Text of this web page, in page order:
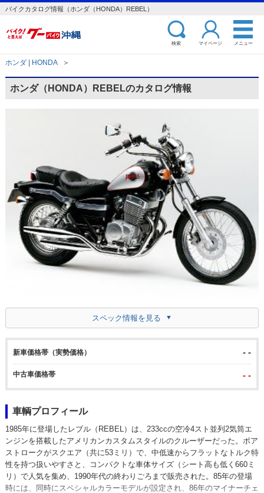
バイクカタログ情報（ホンダ（HONDA）REBEL）
検索 マイページ メニュー
ホンダ | HONDA ＞
ホンダ（HONDA）REBELのカタログ情報
スペック情報を見る
新車価格帯（実勢価格） - -
中古車価格帯 - -
車輌プロフィール
1985年に登場したレブル（REBEL）は、233ccの空冷4スト並列2気筒エ
ンジンを搭載したアメリカンカスタムスタイルのクルーザーだった。ボア
ストロークがスクエア（共に53ミリ）で、中低速からフラットなトルク特
性を持つ扱いやすさと、コンパクトな車体サイズ（シート高も低く660ミ
リ）で人気を集め、1990年代の終わりごろまで販売された。85年の登場
時には、同時にスペシャルカラーモデルが設定され、86年のマイナーチェ